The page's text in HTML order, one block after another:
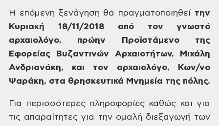
Η επόμενη ξενάγηση θα πραγματοποιηθεί την
Κυριακή 18/11/2018 από τον γνωστό
αρχαιολόγο, πρώην Προϊστάμενο της
Εφορείας Βυζαντινών Αρχαιοτήτων, Μιχάλη
Ανδριανάκη, και τον αρχαιολόγο, Κων/νο
Ψαράκη, στα θρησκευτικά Μνημεία της πόλης.
Για περισσότερες πληροφορίες καθώς και για
τις απαραίτητες για την ομαλή διεξαγωγή των